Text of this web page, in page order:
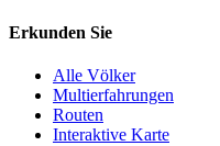
Erkunden Sie
Alle Völker
Multierfahrungen
Routen
Interaktive Karte